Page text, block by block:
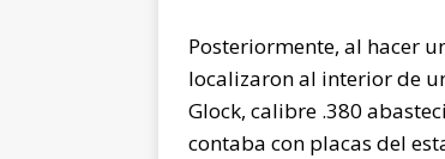
Posteriormente, al hacer
localizaron al interior de
Glock, calibre .380
contaba con placas del